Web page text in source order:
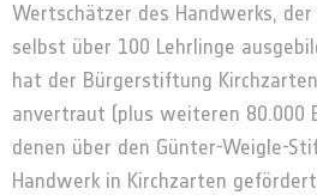
Wertschätzer des Handwerks,
selbst über 100 Lehrlinge
hat der Bürgerstiftung
anvertraut (plus weiteren 80.000
denen über den Günter-Weigle-
Handwerk in Kirchzarten